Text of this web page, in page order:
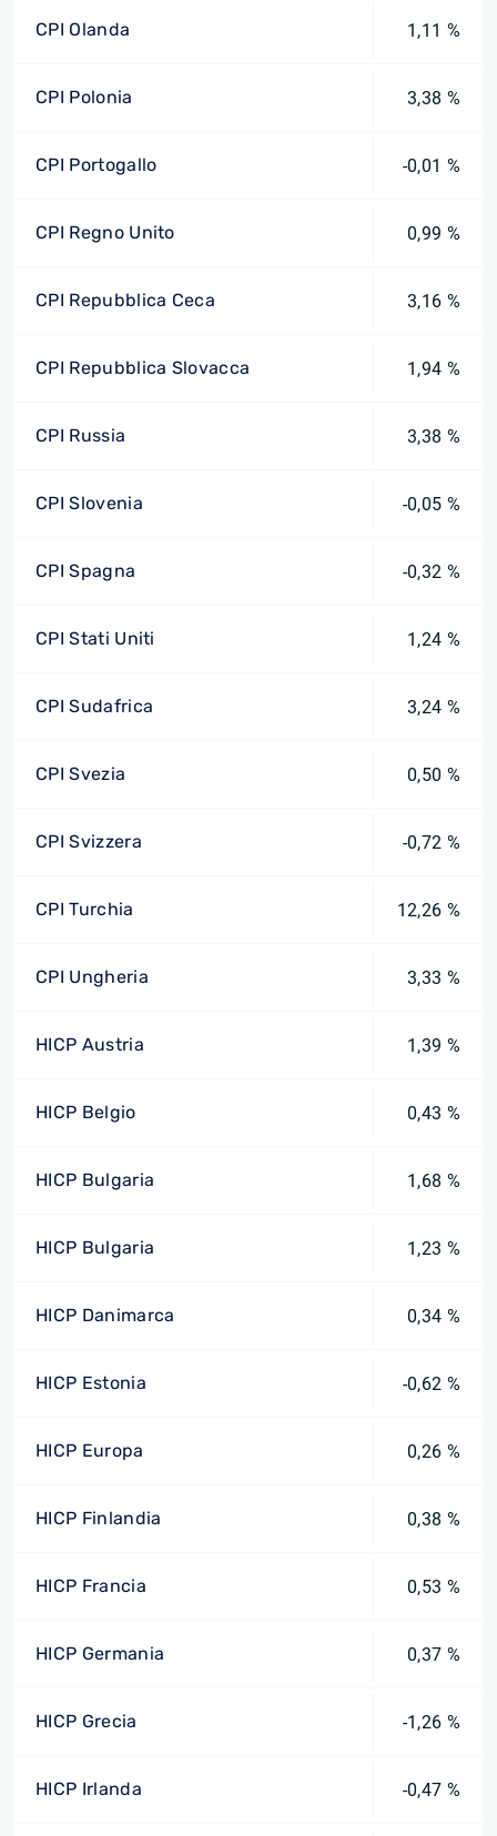
CPI Olanda 1,11 %
CPI Polonia 3,38 %
CPI Portogallo -0,01 %
CPI Regno Unito 0,99 %
CPI Repubblica Ceca 3,16 %
CPI Repubblica Slovacca 1,94 %
CPI Russia 3,38 %
CPI Slovenia -0,05 %
CPI Spagna -0,32 %
CPI Stati Uniti 1,24 %
CPI Sudafrica 3,24 %
CPI Svezia 0,50 %
CPI Svizzera -0,72 %
CPI Turchia 12,26 %
CPI Ungheria 3,33 %
HICP Austria 1,39 %
HICP Belgio 0,43 %
HICP Bulgaria 1,68 %
HICP Bulgaria 1,23 %
HICP Danimarca 0,34 %
HICP Estonia -0,62 %
HICP Europa 0,26 %
HICP Finlandia 0,38 %
HICP Francia 0,53 %
HICP Germania 0,37 %
HICP Grecia -1,26 %
HICP Irlanda -0,47 %